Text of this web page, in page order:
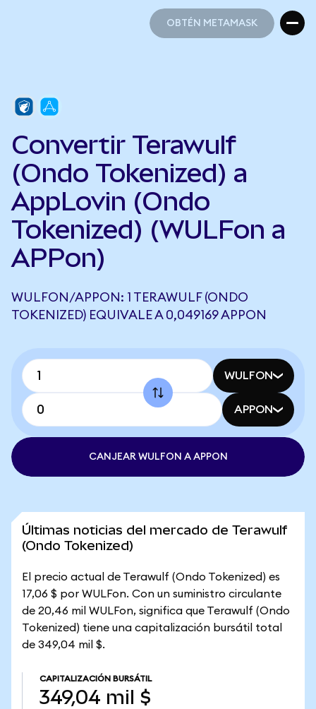
OBTÉN METAMASK
Convertir Terawulf
(Ondo Tokenized) a
AppLovin (Ondo
Tokenized) (WULFon a
APPon)
WULFON/APPON: 1 TERAWULF (ONDO
TOKENIZED) EQUIVALE A 0,049169 APPON
WULFON
APPON
CANJEAR WULFON A APPON
Últimas noticias del mercado de Terawulf
(Ondo Tokenized)
El precio actual de Terawulf (Ondo Tokenized) es
17,06 $ por WULFon. Con un suministro circulante
de 20,46 mil WULFon, significa que Terawulf (Ondo
Tokenized) tiene una capitalización bursátil total
de 349,04 mil $.
CAPITALIZACIÓN BURSÁTIL
349,04 mil $